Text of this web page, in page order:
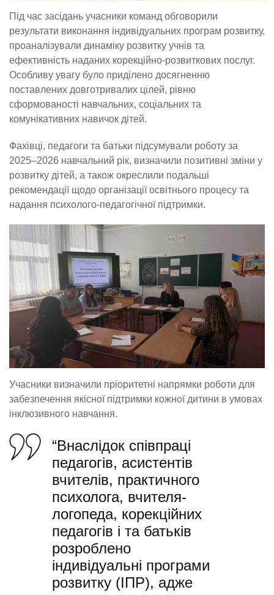
Під час засідань учасники команд обговорили
результати виконання індивідуальних програм розвитку,
проаналізували динаміку розвитку учнів та
ефективність наданих корекційно-розвиткових послуг.
Особливу увагу було приділено досягненню
поставлених довготривалих цілей, рівню
сформованості навчальних, соціальних та
комунікативних навичок дітей.
Фахівці, педагоги та батьки підсумували роботу за
2025–2026 навчальний рік, визначили позитивні зміни у
розвитку дітей, а також окреслили подальші
рекомендації щодо організації освітнього процесу та
надання психолого-педагогічної підтримки.
Учасники визначили пріоритетні напрямки роботи для
забезпечення якісної підтримки кожної дитини в умовах
інклюзивного навчання.
“Внаслідок співпраці
педагогів, асистентів
вчителів, практичного
психолога, вчителя-
логопеда, корекційних
педагогів і та батьків
розроблено
індивідуальні програми
розвитку (ІПР), адже